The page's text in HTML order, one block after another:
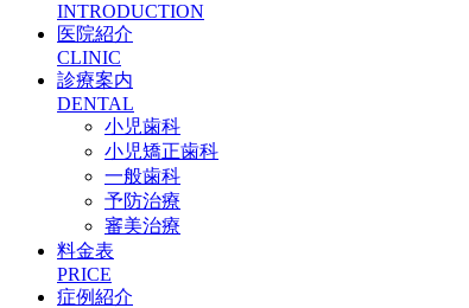
INTRODUCTION
医院紹介
CLINIC
診療案内
DENTAL
小児歯科
小児矯正歯科
一般歯科
予防治療
審美治療
料金表
PRICE
症例紹介